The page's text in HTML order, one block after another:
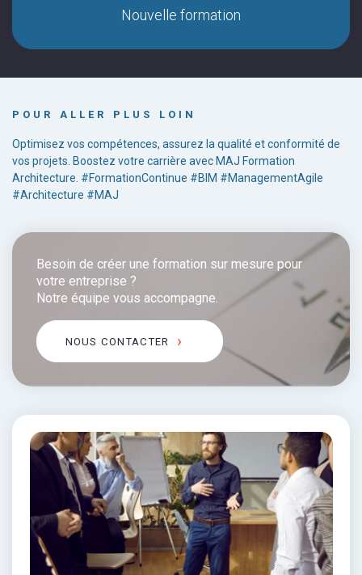
Nouvelle formation
POUR ALLER PLUS LOIN
Optimisez vos compétences, assurez la qualité et conformité de
vos projets. Boostez votre carrière avec MAJ Formation
Architecture. #FormationContinue #BIM #ManagementAgile
#Architecture #MAJ
Besoin de créer une formation sur mesure pour
votre entreprise ?
Notre équipe vous accompagne.
NOUS CONTACTER